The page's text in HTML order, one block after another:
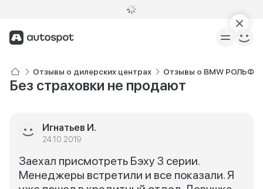
Отзывы о дилерских центрах Отзывы о BMW РОЛЬФ
Без страховки не продают
Игнатьев И.
24.10.2019
Заехал присмотреть Бэху 3 серии.
Менеджеры встретили и все показали. Я